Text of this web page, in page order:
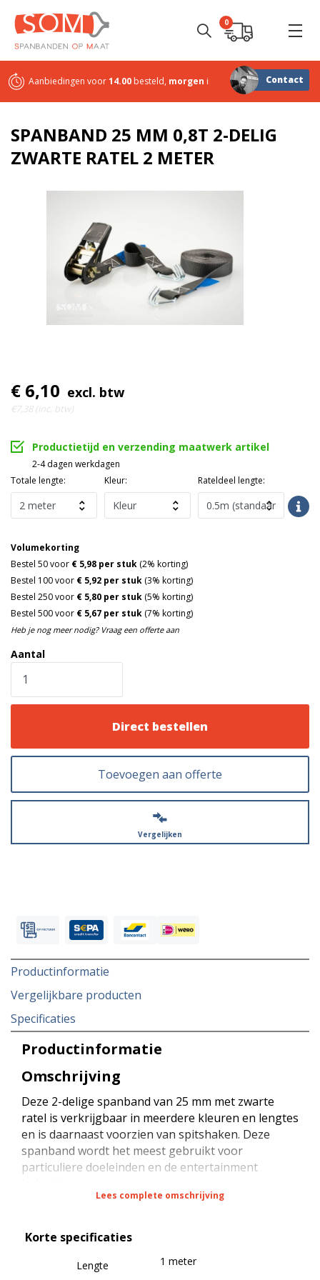
0
Aanbiedingen voor14.00 besteld, morgen in huisSterk in maatwerk
Contact
SPANBAND 25 MM 0,8T 2-DELIG
ZWARTE RATEL 2 METER
€ 6,10 excl. btw
€7,38 (inc. btw)
Productietijd en verzending maatwerk artikel
2-4 dagen werkdagen
Totale lengte:
Kleur: Rateldeel lengte:
Aantal
Volumekorting
Bestel 50 voor € 5,98 per stuk (2% korting)
Bestel 100 voor € 5,92 per stuk (3% korting)
Bestel 250 voor € 5,80 per stuk (5% korting)
Bestel 500 voor € 5,67 per stuk (7% korting)
Heb je nog meer nodig? Vraag een offerte aan
Direct bestellen
Toevoegen aan offerte
Vergelijken
Productinformatie
Vergelijkbare producten
Specificaties
Productinformatie
Omschrijving
Deze 2-delige spanband van 25 mm met zwarte
ratel is verkrijgbaar in meerdere kleuren en lengtes
en is daarnaast voorzien van spitshaken. Deze
spanband wordt het meest gebruikt voor
particuliere doeleinden en de entertainment
rondsjorren (omsnoeren), een sterkte van 400 daN
bij kopsjorren (diagonaal sjorren) en een sterkte
van 40 daN (STF) bij kracht zekeren (neerbinden).
Lees complete omschrijving
Korte specificaties
Lengte 1 meter